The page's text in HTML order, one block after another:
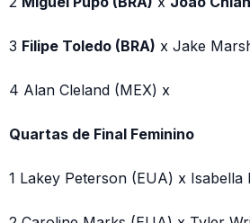
3 Filipe Toledo (BRA) x Jake
4 Alan Cleland (MEX) x
Quartas de Final Feminino
1 Lakey Peterson (EUA) x Isabella